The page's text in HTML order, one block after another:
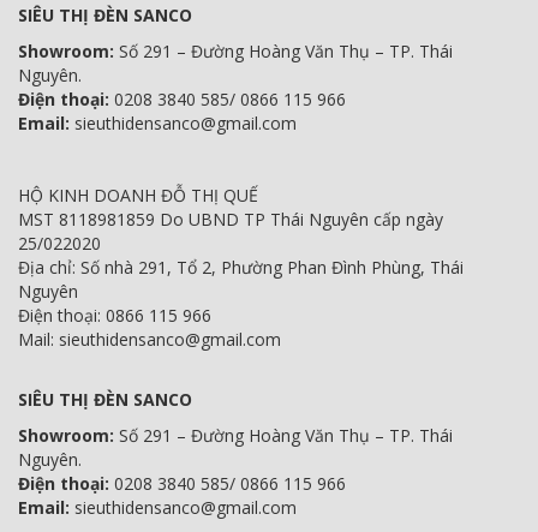
SIÊU THỊ ĐÈN SANCO
Showroom: Số 291 – Đường Hoàng Văn Thụ – TP. Thái
Nguyên.
Điện thoại: 0208 3840 585/ 0866 115 966
Email: sieuthidensanco@gmail.com
HỘ KINH DOANH ĐỖ THỊ QUẾ
MST 8118981859 Do UBND TP Thái Nguyên cấp ngày
25/022020
Địa chỉ: Số nhà 291, Tổ 2, Phường Phan Đình Phùng, Thái
Nguyên
Điện thoại: 0866 115 966
Mail: sieuthidensanco@gmail.com
SIÊU THỊ ĐÈN SANCO
Showroom: Số 291 – Đường Hoàng Văn Thụ – TP. Thái
Nguyên.
Điện thoại: 0208 3840 585/ 0866 115 966
Email: sieuthidensanco@gmail.com